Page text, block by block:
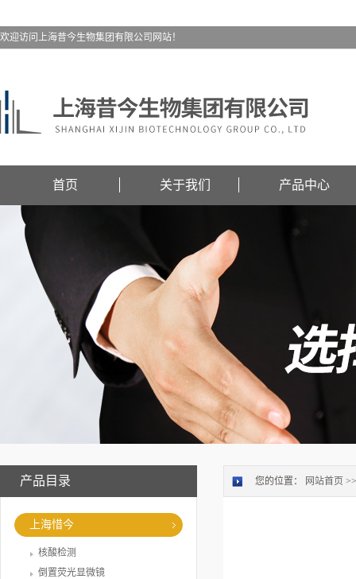
欢迎访问上海昔今生物集团有限公司网站！
首页 关于我们 产品中心
产品目录
上海惜今
核酸检测
倒置荧光显微镜
您的位置： 网站首页